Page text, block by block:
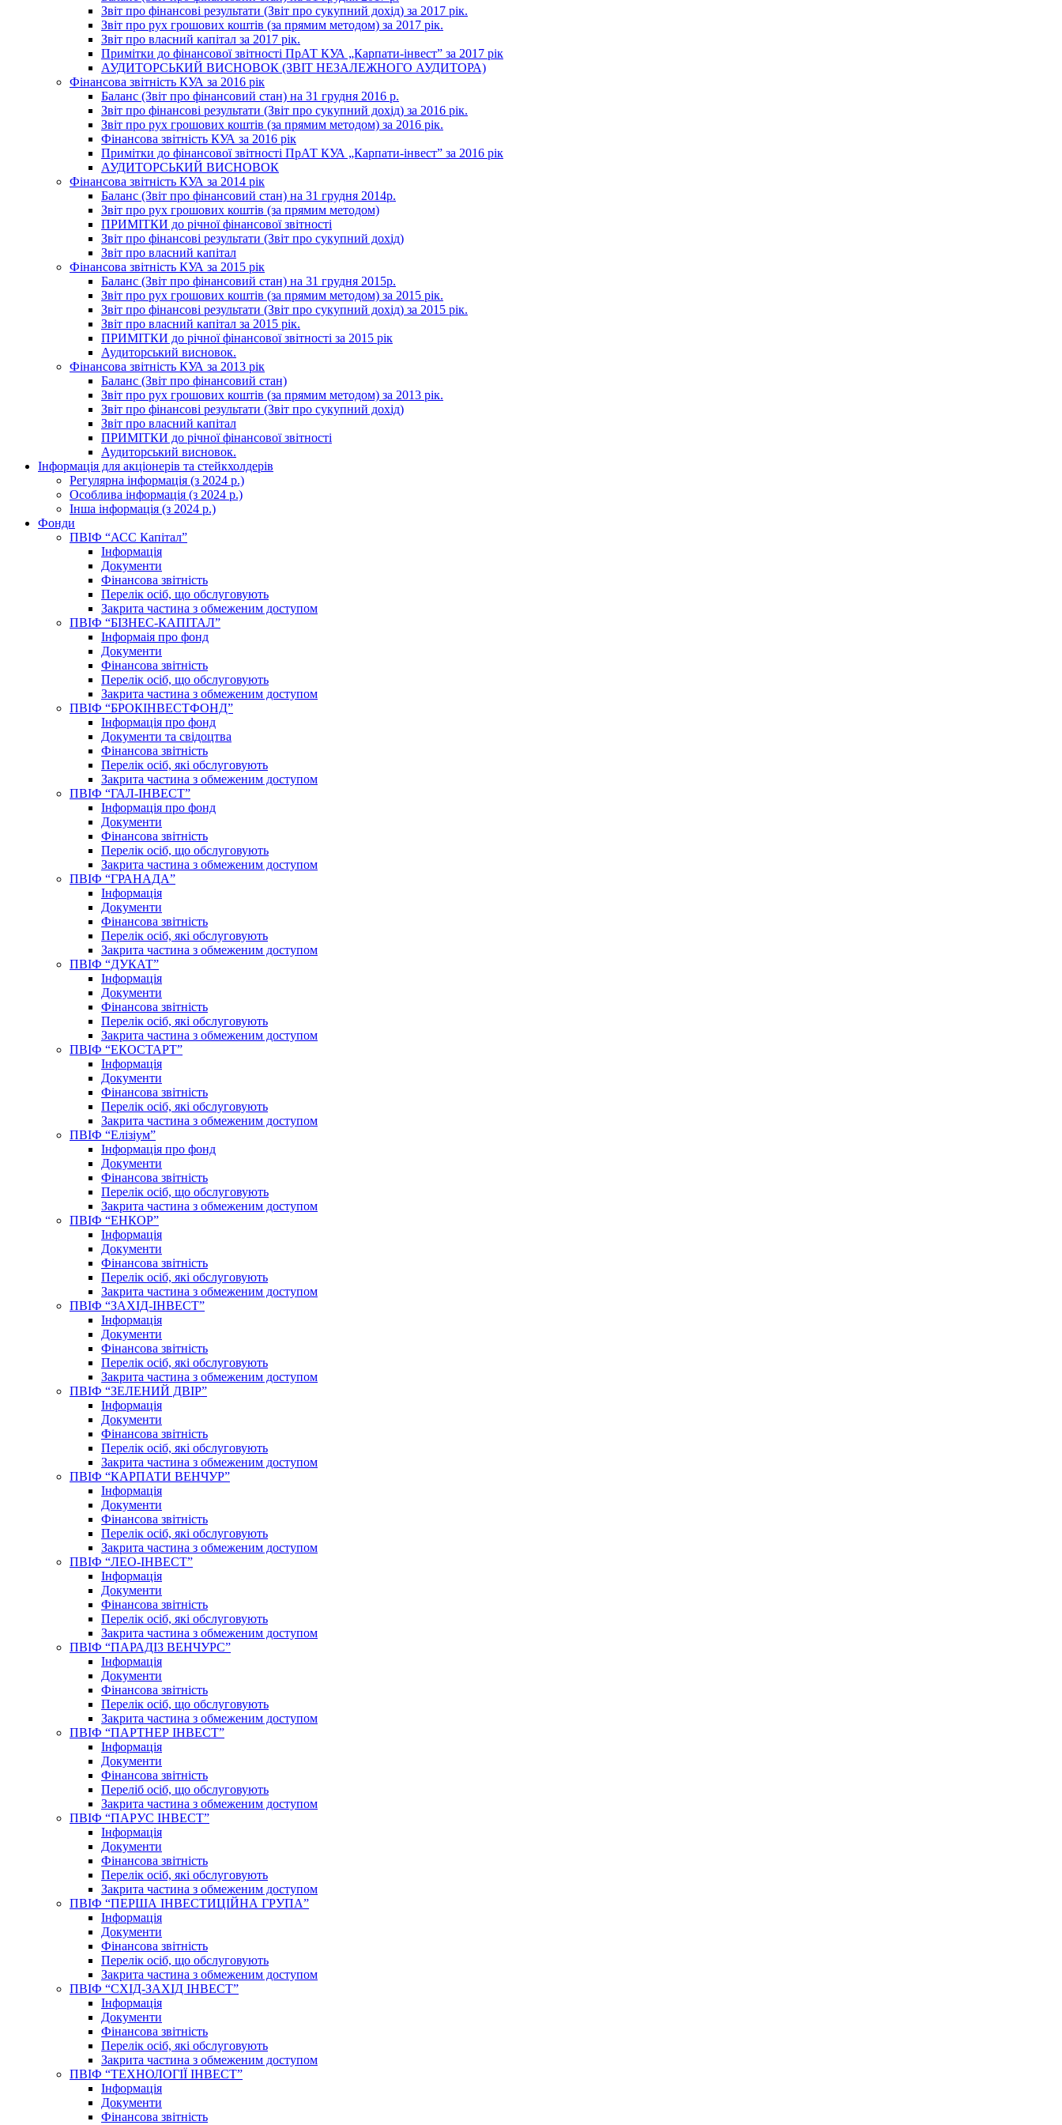
Звіт про фінансові результати (Звіт про сукупний дохід) за 2017 рік.
Звіт про рух грошових коштів (за прямим методом) за 2017 рік.
Звіт про власний капітал за 2017 рік.
Примітки до фінансової звітності ПрАТ КУА „Карпати-інвест” за 2017 рік
АУДИТОРСЬКИЙ ВИСНОВОК (ЗВІТ НЕЗАЛЕЖНОГО АУДИТОРА)
Фінансова звітність КУА за 2016 рік
Баланс (Звіт про фінансовий стан) на 31 грудня 2016 р.
Звіт про фінансові результати (Звіт про сукупний дохід) за 2016 рік.
Звіт про рух грошових коштів (за прямим методом) за 2016 рік.
Фінансова звітність КУА за 2016 рік
Примітки до фінансової звітності ПрАТ КУА „Карпати-інвест” за 2016 рік
АУДИТОРСЬКИЙ ВИСНОВОК
Фінансова звітність КУА за 2014 рік
Баланс (Звіт про фінансовий стан) на 31 грудня 2014р.
Звіт про рух грошових коштів (за прямим методом)
ПРИМІТКИ до річної фінансової звітності
Звіт про фінансові результати (Звіт про сукупний дохід)
Звіт про власний капітал
Фінансова звітність КУА за 2015 рік
Баланс (Звіт про фінансовий стан) на 31 грудня 2015р.
Звіт про рух грошових коштів (за прямим методом) за 2015 рік.
Звіт про фінансові результати (Звіт про сукупний дохід) за 2015 рік.
Звіт про власний капітал за 2015 рік.
ПРИМІТКИ до річної фінансової звітності за 2015 рік
Аудиторський висновок.
Фінансова звітність КУА за 2013 рік
Баланс (Звіт про фінансовий стан)
Звіт про рух грошових коштів (за прямим методом) за 2013 рік.
Звіт про фінансові результати (Звіт про сукупний дохід)
Звіт про власний капітал
ПРИМІТКИ до річної фінансової звітності
Аудиторський висновок.
Інформація для акціонерів та стейкхолдерів
Регулярна інформація (з 2024 р.)
Особлива інформація (з 2024 р.)
Інша інформація (з 2024 р.)
Фонди
ПВІФ “АСС Капітал”
Інформація
Документи
Фінансова звітність
Перелік осіб, що обслуговують
Закрита частина з обмеженим доступом
ПВІФ “БІЗНЕС-КАПІТАЛ”
Інформаія про фонд
Документи
Фінансова звітність
Перелік осіб, що обслуговують
Закрита частина з обмеженим доступом
ПВІФ “БРОКІНВЕСТФОНД”
Інформація про фонд
Документи та свідоцтва
Фінансова звітність
Перелік осіб, які обслуговують
Закрита частина з обмеженим доступом
ПВІФ “ГАЛ-ІНВЕСТ”
Інформація про фонд
Документи
Фінансова звітність
Перелік осіб, що обслуговують
Закрита частина з обмеженим доступом
ПВІФ “ГРАНАДА”
Інформація
Документи
Фінансова звітність
Перелік осіб, які обслуговують
Закрита частина з обмеженим доступом
ПВІФ “ДУКАТ”
Інформація
Документи
Фінансова звітність
Перелік осіб, які обслуговують
Закрита частина з обмеженим доступом
ПВІФ “ЕКОСТАРТ”
Інформація
Документи
Фінансова звітність
Перелік осіб, які обслуговують
Закрита частина з обмеженим доступом
ПВІФ “Елізіум”
Інформація про фонд
Документи
Фінансова звітність
Перелік осіб, що обслуговують
Закрита частина з обмеженим доступом
ПВІФ “ЕНКОР”
Інформація
Документи
Фінансова звітність
Перелік осіб, які обслуговують
Закрита частина з обмеженим доступом
ПВІФ “ЗАХІД-ІНВЕСТ”
Інформація
Документи
Фінансова звітність
Перелік осіб, які обслуговують
Закрита частина з обмеженим доступом
ПВІФ “ЗЕЛЕНИЙ ДВІР”
Інформація
Документи
Фінансова звітність
Перелік осіб, які обслуговують
Закрита частина з обмеженим доступом
ПВІФ “КАРПАТИ ВЕНЧУР”
Інформація
Документи
Фінансова звітність
Перелік осіб, які обслуговують
Закрита частина з обмеженим доступом
ПВІФ “ЛЕО-ІНВЕСТ”
Інформація
Документи
Фінансова звітність
Перелік осіб, які обслуговують
Закрита частина з обмеженим доступом
ПВІФ “ПАРАДІЗ ВЕНЧУРС”
Інформація
Документи
Фінансова звітність
Перелік осіб, що обслуговують
Закрита частина з обмеженим доступом
ПВІФ “ПАРТНЕР ІНВЕСТ”
Інформація
Документи
Фінансова звітність
Переліб осіб, що обслуговують
Закрита частина з обмеженим доступом
ПВІФ “ПАРУС ІНВЕСТ”
Інформація
Документи
Фінансова звітність
Перелік осіб, які обслуговують
Закрита частина з обмеженим доступом
ПВІФ “ПЕРША ІНВЕСТИЦІЙНА ГРУПА”
Інформація
Документи
Фінансова звітність
Перелік осіб, що обслуговують
Закрита частина з обмеженим доступом
ПВІФ “СХІД-ЗАХІД ІНВЕСТ”
Інформація
Документи
Фінансова звітність
Перелік осіб, які обслуговують
Закрита частина з обмеженим доступом
ПВІФ “ТЕХНОЛОГІЇ ІНВЕСТ”
Інформація
Документи
Фінансова звітність